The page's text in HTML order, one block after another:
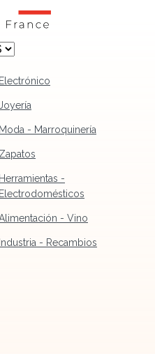
Electrónico
Joyería
Moda - Marroquinería
Zapatos
Herramientas -
Electrodomésticos
- Vino
Industria - Recambios